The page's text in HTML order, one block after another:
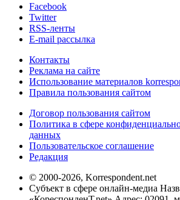
Facebook
Twitter
RSS-ленты
E-mail рассылка
Контакты
Реклама на сайте
Использование материалов
Правила пользования сайтом
Договор пользования сайтом
Политика в сфере
данных
Пользовательское соглашение
Редакция
© 2000-2026, Korrespondent.net
Субъект в сфере онлайн-медиа